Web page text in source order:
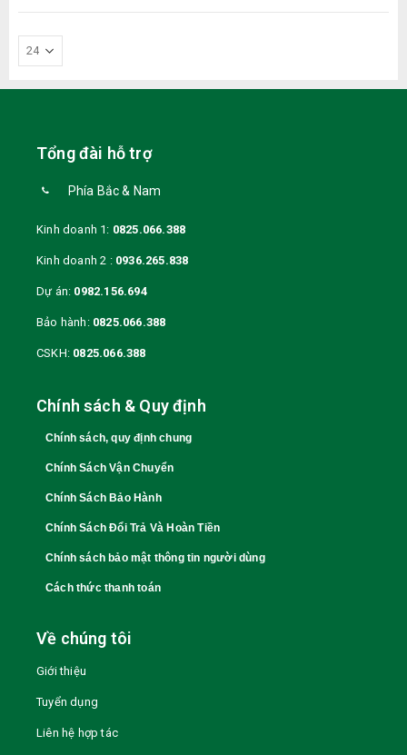
570.000 VND.
Tổng đài hỗ trợ
Phía Bắc & Nam
Kinh doanh 1: 0825.066.388
Kinh doanh 2 : 0936.265.838
Dự án: 0982.156.694
Bảo hành: 0825.066.388
CSKH: 0825.066.388
Chính sách & Quy định
Chính sách, quy định chung
Chính Sách Vận Chuyển
Chính Sách Bảo Hành
Chính Sách Đổi Trả Và Hoàn Tiền
Chính sách bảo mật thông tin người dùng
Cách thức thanh toán
Về chúng tôi
Giới thiệu
Tuyển dụng
Liên hệ hợp tác